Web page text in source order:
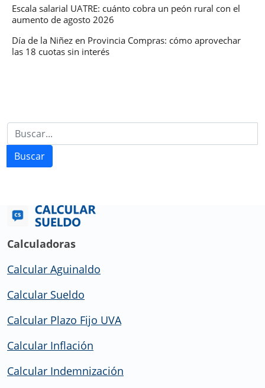
Escala salarial UATRE: cuánto cobra un peón rural con el
aumento de agosto 2026
Día de la Niñez en Provincia Compras: cómo aprovechar
las 18 cuotas sin interés
Buscar
Calculadoras
Calcular Aguinaldo
Calcular Sueldo
Calcular Plazo Fijo UVA
Calcular Inflación
Calcular Indemnización